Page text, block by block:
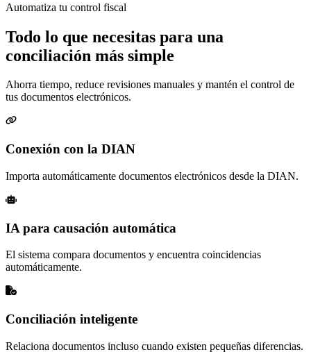
Automatiza tu control fiscal
Todo lo que necesitas para una
conciliación más simple
Ahorra tiempo, reduce revisiones manuales y mantén el control de
tus documentos electrónicos.
Conexión con la DIAN
Importa automáticamente documentos electrónicos desde la DIAN.
IA para causación automática
El sistema compara documentos y encuentra coincidencias
automáticamente.
Conciliación inteligente
Relaciona documentos incluso cuando existen pequeñas diferencias.